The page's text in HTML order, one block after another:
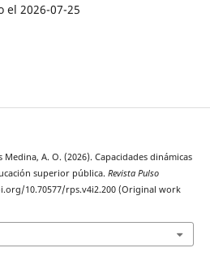
el 2026-07-25
Medina, A. O. (2026). Capacidades dinámicas
superior pública. Revista Pulso
10.70577/rps.v4i2.200 (Original work